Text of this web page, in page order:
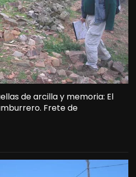
de arcilla y memoria: El
Frete de